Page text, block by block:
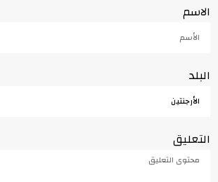
الاسم
البلد
التعليق